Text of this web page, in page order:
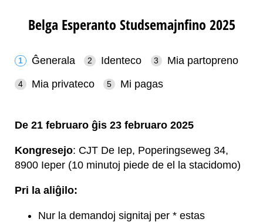
Belga Esperanto Studsemajnfino 2025
Ĝenerala Identeco Mia partopreno
Mia privateco Mi pagas
De 21 februaro ĝis 23 februaro 2025
Kongresejo: CJT De Iep, Poperingseweg 34,
8900 Ieper (10 minutoj piede de el la stacidomo)
Pri la aliĝilo:
Nur la demandoj signitaj per * estas